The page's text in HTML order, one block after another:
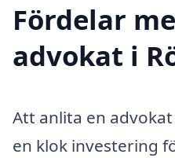
Fördelar
advokat i
Att anlita en
en klok investering